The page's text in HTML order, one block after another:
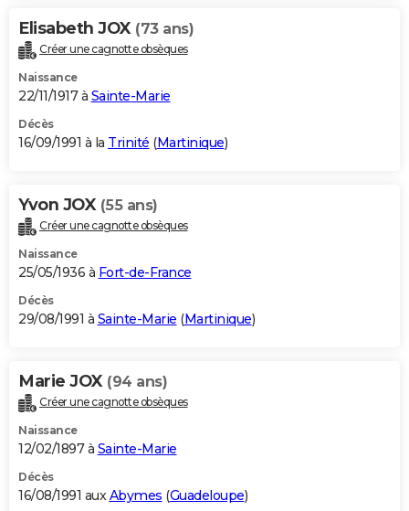
Elisabeth JOX (73 ans)
Créer une cagnotte obsèques
Naissance
22/11/1917 à Sainte-Marie
Décès
16/09/1991 à la Trinité (Martinique)
Yvon JOX (55 ans)
Créer une cagnotte obsèques
Naissance
25/05/1936 à Fort-de-France
Décès
29/08/1991 à Sainte-Marie (Martinique)
Marie JOX (94 ans)
Créer une cagnotte obsèques
Naissance
12/02/1897 à Sainte-Marie
Décès
16/08/1991 auxAbymes (Guadeloupe)